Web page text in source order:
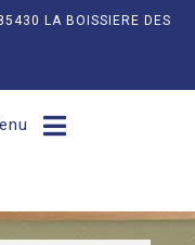
LA BOISSIERE DES